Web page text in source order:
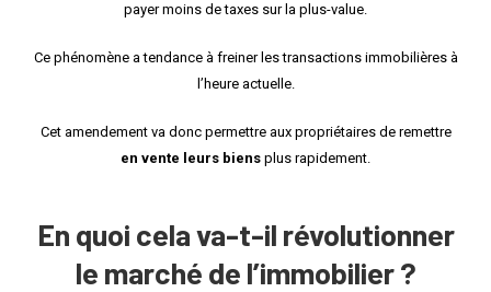
payer moins de taxes sur la plus-value.
Ce phénomène a tendance à freiner les transactions immobilières à
l’heure actuelle.
Cet amendement va donc permettre aux propriétaires de remettre
en vente leurs biens plus rapidement.
En quoi cela va-t-il révolutionner
le marché de l’immobilier ?